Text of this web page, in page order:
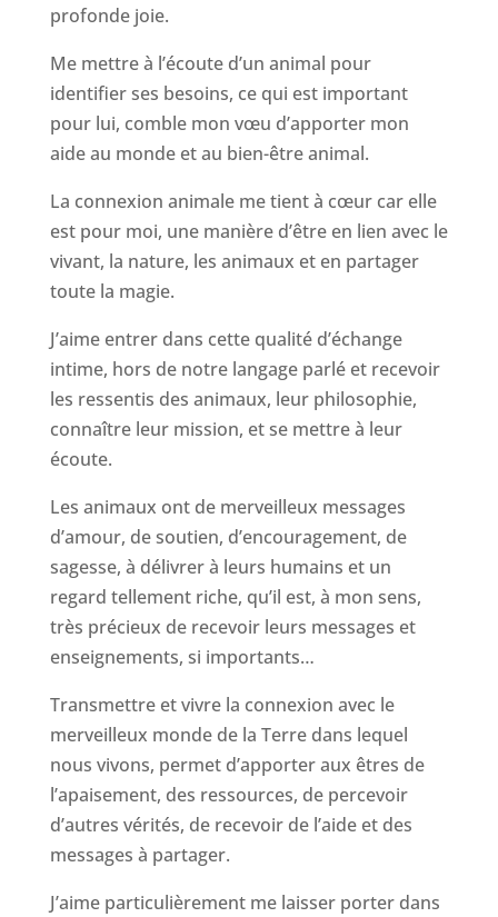
profonde joie.
Me mettre à l’écoute d’un animal pour
identifier ses besoins, ce qui est important
pour lui, comble mon vœu d’apporter mon
aide au monde et au bien-être animal.
La connexion animale me tient à cœur car elle
est pour moi, une manière d’être en lien avec le
vivant, la nature, les animaux et en partager
toute la magie.
J’aime entrer dans cette qualité d’échange
intime, hors de notre langage parlé et recevoir
les ressentis des animaux, leur philosophie,
connaître leur mission, et se mettre à leur
écoute.
Les animaux ont de merveilleux messages
d’amour, de soutien, d’encouragement, de
sagesse, à délivrer à leurs humains et un
regard tellement riche, qu’il est, à mon sens,
très précieux de recevoir leurs messages et
enseignements, si importants…
Transmettre et vivre la connexion avec le
merveilleux monde de la Terre dans lequel
nous vivons, permet d’apporter aux êtres de
l’apaisement, des ressources, de percevoir
d’autres vérités, de recevoir de l’aide et des
messages à partager.
J’aime particulièrement me laisser porter dans